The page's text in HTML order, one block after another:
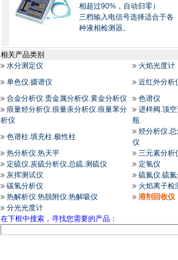
相超过90%，自动归零）
三档输入电信号选择适合于各
种液相检测器。
相关产品类别
水分测定仪
火焰光度计
单色仪.摄谱仪
近红外分析
合金分析仪.贵金属分析仪.黄金分析仪
色谱仪
痕量烃分析仪.痕量汞分析仪.痕量苯分
析仪
进样阀.顶
瓶
色谱柱.填充柱.极性柱
烃分析仪.
仪
热分析仪.热天平
三元素分析
定硫仪.炭硫分析仪.总硫.测硫仪
定氢仪
灰挥测试仪
硫氮仪.硫
碳氢分析仪
火焰离子检
热解析仪.热脱附仪.热解吸仪
溶剂回收仪
分光光度计
在下框中搜索，寻找您需要的产品：